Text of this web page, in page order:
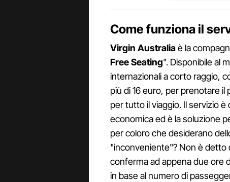
Come funziona il
Virgin Australiaè la
Free Seating". Disponibile al
internazionali a corto raggio,
più di 16 euro, per prenotare
per tutto il viaggio. Il servizio
economica ed è la soluzione
per coloro che desiderano
"inconveniente"? Non è detto
conferma ad appena due ore
in base al numero di